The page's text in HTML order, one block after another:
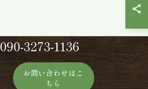
090-3273-1136
お問い合わせはこ
ちら